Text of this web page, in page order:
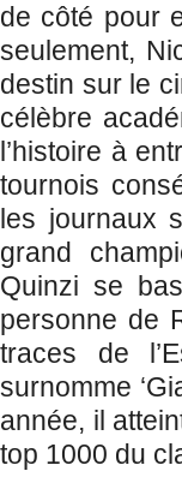
de côté pour
seulement,
destin sur le
célèbre
l’histoire à
tournois
les journaux
grand
Quinzi se
personne de
traces de
surnomme
année, il
top 1000 du